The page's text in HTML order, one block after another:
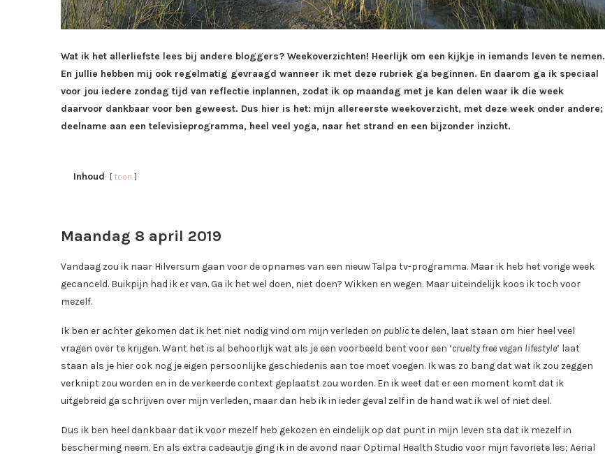
Wat ik het allerliefste lees bij andere bloggers? Weekoverzichten! Heerlijk om een kijkje in iemands leven te nemen.
En jullie hebben mij ook regelmatig gevraagd wanneer ik met deze rubriek ga beginnen. En daarom ga ik speciaal
voor jou iedere zondag tijd van reflectie inplannen, zodat ik op maandag met je kan delen waar ik die week
daarvoor dankbaar voor ben geweest. Dus hier is het: mijn allereerste weekoverzicht, met deze week onder andere;
deelname aan een televisieprogramma, heel veel yoga, naar het strand en een bijzonder inzicht.
Inhoud toon
Maandag 8 april 2019
Vandaag zou ik naar Hilversum gaan voor de opnames van een nieuw Talpa tv-programma. Maar ik heb het vorige week
gecanceld. Buikpijn had ik er van. Ga ik het wel doen, niet doen? Wikken en wegen. Maar uiteindelijk koos ik toch voor
mezelf.
Ik ben er achter gekomen dat ik het niet nodig vind om mijn verleden on publicte delen, laat staan om hier heel veel
vragen over te krijgen. Want het is al behoorlijk wat als je een voorbeeld bent voor een ‘cruelty free vegan lifestyle’ laat
staan als je hier ook nog je eigen persoonlijke geschiedenis aan toe moet voegen. Ik was zo bang dat wat ik zou zeggen
verknipt zou worden en in de verkeerde context geplaatst zou worden. En ik weet dat er een moment komt dat ik
uitgebreid ga schrijven over mijn verleden, maar dan heb ik in ieder geval zelf in de hand wat ik wel of niet deel.
Dus ik ben heel dankbaar dat ik voor mezelf heb gekozen en eindelijk op dat punt in mijn leven sta dat ik mezelf in
bescherming neem. En als extra cadeautje ging ik in de avond naar Optimal Health Studio voor mijn favoriete les; Aerial